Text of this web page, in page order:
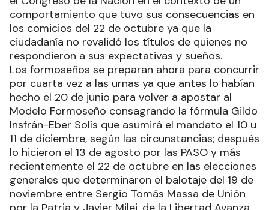
comportamiento que tuvo sus consecuencias en
los comicios del 22 de octubre ya que la
ciudadanía no revalidó los títulos de quienes no
respondieron a sus expectativas y sueños.
Los formoseños se preparan ahora para concurrir
por cuarta vez a las urnas ya que antes lo habían
hecho el 20 de junio para volver a apostar al
Modelo Formoseño consagrando la fórmula Gildo
Insfrán-Eber Solís que asumirá el mandato el 10 u
11 de diciembre, según las circunstancias; después
lo hicieron el 13 de agosto por las PASO y más
recientemente el 22 de octubre en las elecciones
generales que determinaron el balotaje del 19 de
noviembre entre Sergio Tomás Massa de Unión